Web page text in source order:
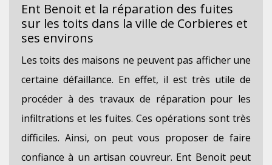
Ent Benoit et la réparation des fuites
sur les toits dans la ville de Corbieres et
ses environs
Les toits des maisons ne peuvent pas afficher une
certaine défaillance. En effet, il est très utile de
procéder à des travaux de réparation pour les
infiltrations et les fuites. Ces opérations sont très
difficiles. Ainsi, on peut vous proposer de faire
confiance à un artisan couvreur. Ent Benoit peut